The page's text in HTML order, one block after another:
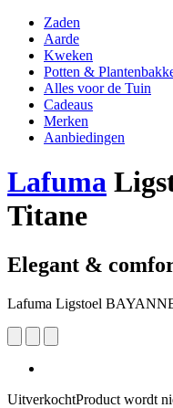
Zaden
Aarde
Kweken
Potten &
Alles voor de Tuin
Cadeaus
Merken
Aanbiedingen
Lafuma
Titane
Elegant &
Lafuma Ligstoel
UitverkochtProduct wordt